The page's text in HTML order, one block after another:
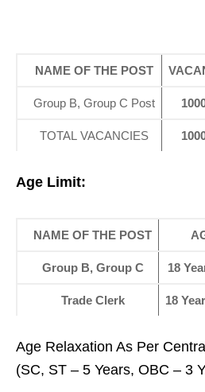
NAME OF THE POST
Group B, Group C Post
TOTAL VACANCIES
Age Limit:
NAME OF THE POST
Group B, Group C 18
Trade Clerk 18
Age Relaxation As Per
(SC, ST – 5 Years, OBC – 3